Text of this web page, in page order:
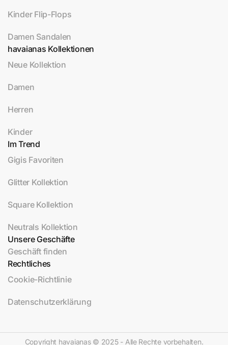
Kinder Flip-Flops
Damen Sandalen
havaianas Kollektionen
Neue Kollektion
Damen
Herren
Kinder
Im Trend
Gigis Favoriten
Glitter Kollektion
Square Kollektion
Neutrals Kollektion
Unsere Geschäfte
Geschäft finden
Rechtliches
Cookie-Richtlinie
Datenschutzerklärung
Copyright havaianas © 2025 - Alle Rechte vorbehalten.